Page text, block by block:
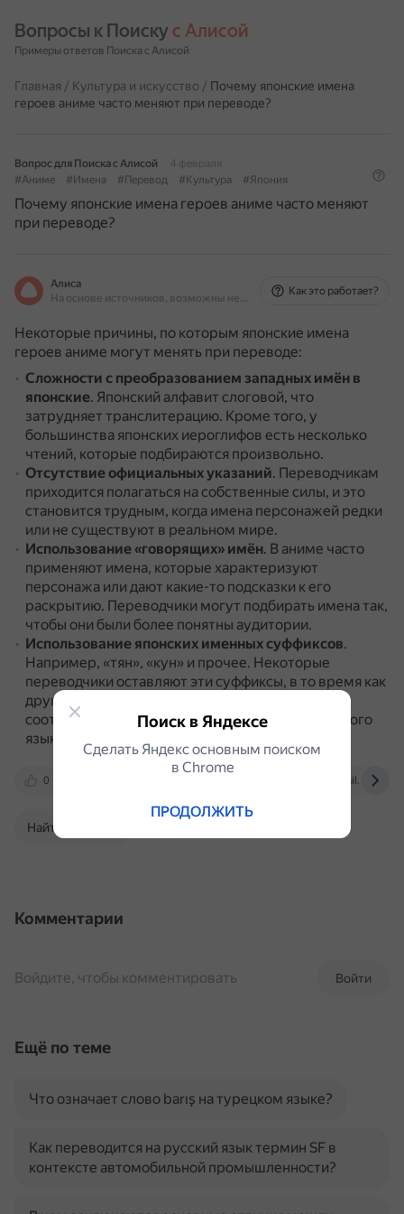
Вопросы к Поиску с Алисой
Примеры ответов Поиска с Алисой
Главная / Культура и искусство / Почему японские имена
героев аниме часто меняют при переводе?
Вопрос для Поиска с Алисой
4 февраля
#Аниме
#Имена #Перевод #Культура #Япония
Почему японские имена героев аниме часто меняют
при переводе?
Алиса
На основе источников, возможны неточности
Как это работает?
Некоторые причины, по которым японские имена
героев аниме могут менять при переводе:
Сложности с преобразованием западных имён в
японские. Японский алфавит слоговой, что
затрудняет транслитерацию. Кроме того, у
большинства японских иероглифов есть несколько
чтений, которые подбираются произвольно.
Отсутствие официальных указаний. Переводчикам
приходится полагаться на собственные силы, и это
становится трудным, когда имена персонажей редки
или не существуют в реальном мире.
Использование «говорящих» имён. В аниме часто
применяют имена, которые характеризуют
персонажа или дают какие-то подсказки к его
раскрытию. Переводчики могут подбирать имена так,
чтобы они были более понятны аудитории.
Использование японских именных суффиксов.
Например, «тян», «кун» и прочее. Некоторые
переводчики оставляют эти суффиксы, в то время как
другие считают, что их нужно заменить на
соответствующие суффиксы и обращения русского
языка.
0 otvet.mail.ru
Найти в Поиске
Комментарии
Войти
Войдите, чтобы комментировать
Ещё по теме
Что означает слово barış на турецком языке?
Как переводится на русский язык термин SF в
контексте автомобильной промышленности?
Поиск в Яндексе
Сделать Яндекс основным поиском
в Сhrome
ПРОДОЛЖИТЬ